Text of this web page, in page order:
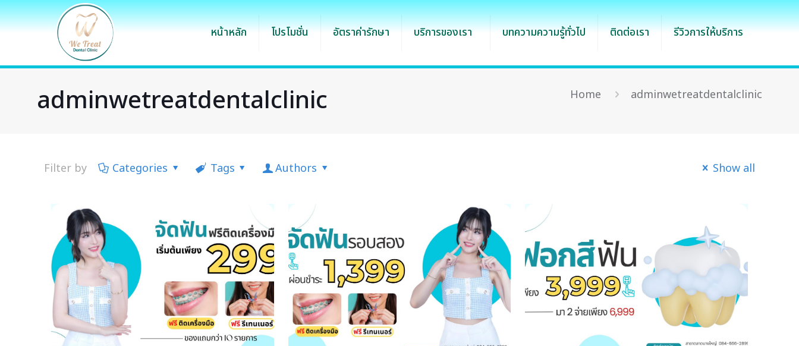
หน้าหลัก โปรโมชั่น อัตราค่ารักษา บริการของเรา บทความความรู้ทั่วไป ติดต่อเรา รีวิวการให้บริการ
adminwetreatdentalclinic Home adminwetreatdentalclinic
Filter by Categories Tags Authors Show all